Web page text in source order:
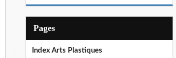
Pages
Index Arts Plastiques